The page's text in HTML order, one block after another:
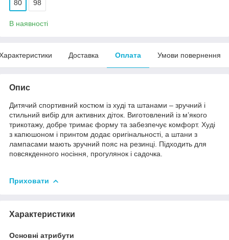
80 98
В наявності
Доставка Оплата Умови повернення
Опис
Дитячий спортивний костюм із худі та штанами – зручний і
стильний вибір для активних діток. Виготовлений із м’якого
трикотажу, добре тримає форму та забезпечує комфорт. Худі
з капюшоном і принтом додає оригінальності, а штани з
лампасами мають зручний пояс на резинці. Підходить для
повсякденного носіння, прогулянок і садочка.
Приховати
Характеристики
Основні атрибути